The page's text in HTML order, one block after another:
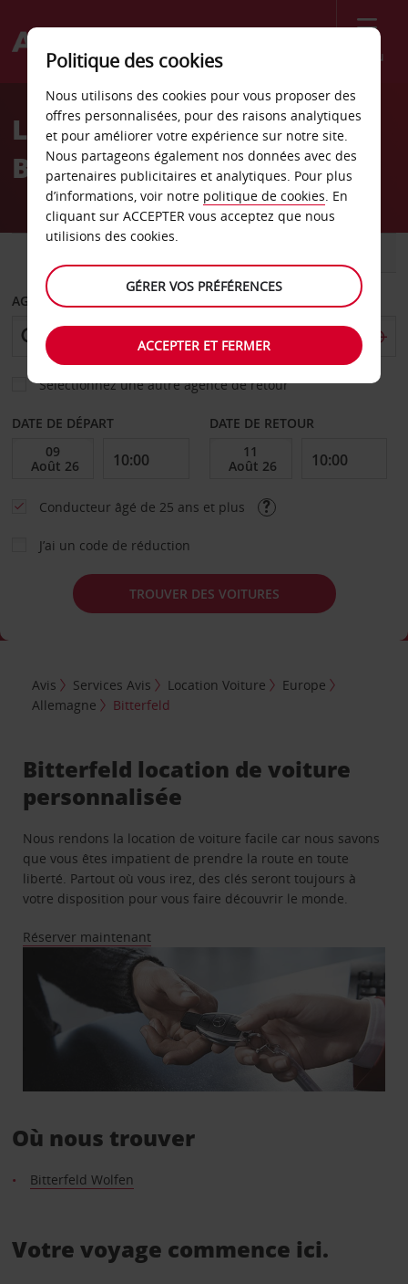
Menu
Welcome
AvisLocation de voiture
Bitterfeld
AGENCE DE DÉPART
Sélectionnez une autre agence de retour
DATE DE DÉPART DATE DE RETOUR
Conducteur âgé de 25 ans et plus
J’ai un code de réduction
TROUVER DES VOITURES
Avis Services Avis Location Voiture
Europe
Allemagne
Bitterfeld
Bitterfeld location de voiture
personnalisée
Nous rendons la location de voiture facile car nous savons
que vous êtes impatient de prendre la route en toute
liberté. Partout où vous irez, des clés seront toujours à
votre disposition pour vous faire découvrir le monde.
Réserver maintenant
Où nous trouver
Bitterfeld Wolfen
Votre voyage commence ici.
Politique des cookies
Nous utilisons des cookies pour vous proposer des
offres personnalisées, pour des raisons analytiques
et pour améliorer votre expérience sur notre site.
Nous partageons également nos données avec des
partenaires publicitaires et analytiques. Pour plus
d’informations, voir notre politique de cookies. En
cliquant sur ACCEPTER vous acceptez que nous
utilisions des cookies.
GÉRER VOS PRÉFÉRENCES
ACCEPTER ET FERMER